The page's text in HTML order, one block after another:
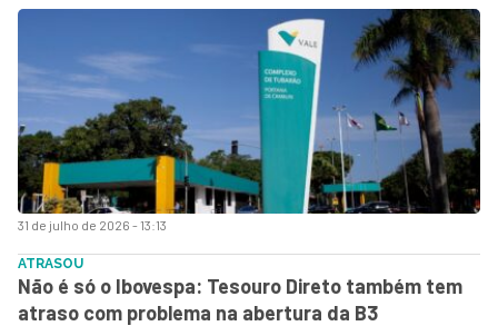
31 de julho de 2026 - 13:13
ATRASOU
Não é só o Ibovespa: Tesouro Direto também tem
atraso com problema na abertura da B3